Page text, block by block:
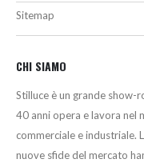
Sitemap
CHI SIAMO
Stilluce è un grande show-
40 anni opera e lavora nel
commerciale e industriale.
nuove sfide del mercato